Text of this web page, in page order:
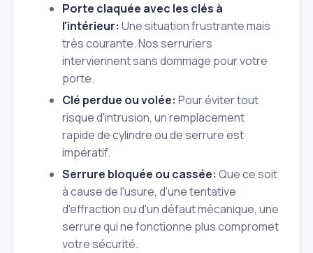
Porte claquée avec les clés à
l'intérieur: Une situation frustrante mais
très courante. Nos serruriers
interviennent sans dommage pour votre
porte.
Clé perdue ou volée: Pour éviter tout
risque d'intrusion, un remplacement
rapide de cylindre ou de serrure est
impératif.
Serrure bloquée ou cassée: Que ce soit
à cause de l'usure, d'une tentative
d'effraction ou d'un défaut mécanique, une
serrure qui ne fonctionne plus compromet
votre sécurité.